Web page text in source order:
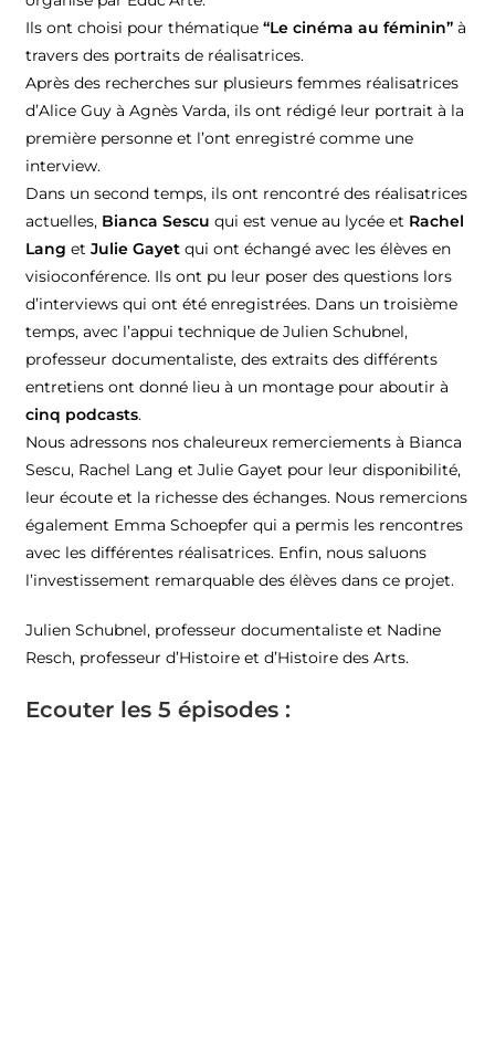
Ils ont choisi pour thématique“Le cinéma au féminin” à
travers des portraits de réalisatrices.
Après des recherches sur plusieurs femmes réalisatrices
d’Alice Guy à Agnès Varda, ils ont rédigé leur portrait à la
première personne et l’ont enregistré comme une
interview.
Dans un second temps, ils ont rencontré des réalisatrices
actuelles, Bianca Sescuqui est venue au lycée et Rachel
LangetJulie Gayet qui ont échangé avec les élèves en
visioconférence. Ils ont pu leur poser des questions lors
d’interviews qui ont été enregistrées. Dans un troisième
temps, avec l’appui technique de Julien Schubnel,
professeur documentaliste, des extraits des différents
entretiens ont donné lieu à un montage pour aboutir à
cinq podcasts.
Nous adressons nos chaleureux remerciements à Bianca
Sescu, Rachel Lang et Julie Gayet pour leur disponibilité,
leur écoute et la richesse des échanges. Nous remercions
également Emma Schoepfer qui a permis les rencontres
avec les différentes réalisatrices. Enfin, nous saluons
l’investissement remarquable des élèves dans ce projet.
Julien Schubnel, professeur documentaliste et Nadine
Resch, professeur d’Histoire et d’Histoire des Arts.
Ecouter les 5 épisodes :